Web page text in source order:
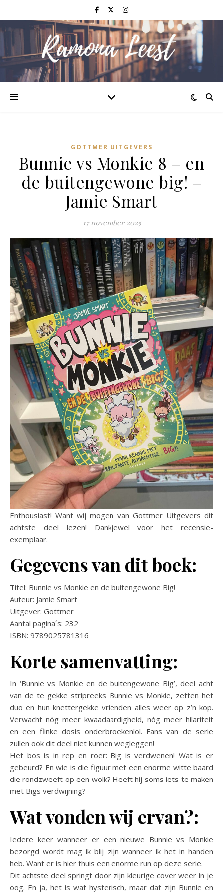
GOTTMER UITGEVERS
Bunnie vs Monkie 8 – en
de buitengewone big! –
Jamie Smart
17 november 2025
Enthousiast! Want wij mogen van Gottmer Uitgevers dit
achtste deel lezen! Dankjewel voor het recensie-
exemplaar.
Gegevens van dit boek:
Titel: Bunnie vs Monkie en de buitengewone Big!
Auteur: Jamie Smart
Uitgever: Gottmer
Aantal pagina´s: 232
ISBN: 9789025781316
Korte samenvatting:
In ‘Bunnie vs Monkie en de buitengewone Big’, deel acht
van de te gekke stripreeks Bunnie vs Monkie, zetten het
duo en hun knettergekke vrienden alles weer op z’n kop.
Verwacht nóg meer kwaadaardigheid, nóg meer hilariteit
en een flinke dosis onderbroekenlol. Fans van de serie
zullen ook dit deel niet kunnen wegleggen!
Het bos is in rep en roer: Big is verdwenen! Wat is er
gebeurd? En wie is die figuur met een enorme witte baard
die rondzweeft op een wolk? Heeft hij soms iets te maken
met Bigs verdwijning?
Wat vonden wij ervan?:
Iedere keer wanneer er een nieuwe Bunnie vs Monkie
bezorgd wordt mag ik blij zijn wanneer ik het in handen
heb. Want er is hier thuis een enorme run op deze serie.
Dit achtste deel springt door zijn kleurige cover weer in je
oog. En ja, het is wat hysterisch, maar dat zijn Bunnie en